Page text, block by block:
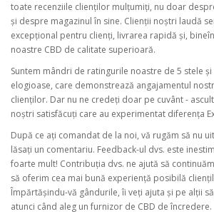
toate recenziile clienților mulțumiți, nu doar
și despre magazinul în sine. Clienții noștri laudă
excepțional pentru clienți, livrarea rapidă și,
noastre CBD de calitate superioară.
Suntem mândri de ratingurile noastre de 5 stele
elogioase, care demonstrează angajamentul
clienților. Dar nu ne credeți doar pe cuvânt -
noștri satisfăcuți care au experimentat diferența
După ce ați comandat de la noi, vă rugăm să nu
lăsați un comentariu. Feedback-ul dvs. este
foarte mult! Contribuția dvs. ne ajută să
să oferim cea mai bună experiență posibilă
Împărtășindu-vă gândurile, îi veți ajuta și pe alții
atunci când aleg un furnizor de CBD de încredere.